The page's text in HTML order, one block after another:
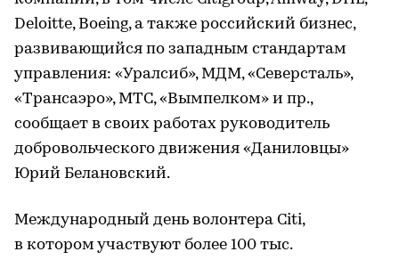
Deloitte, Boeing, а также российский бизнес,
развивающийся по западным стандартам
управления: «Уралсиб», МДМ, «Северсталь»,
«Трансаэро», МТС, «Вымпелком» и пр.,
сообщает в своих работах руководитель
добровольческого движения «Даниловцы»
Юрий Белановский.
Международный день волонтера Citi,
в котором участвуют более 100 тыс.